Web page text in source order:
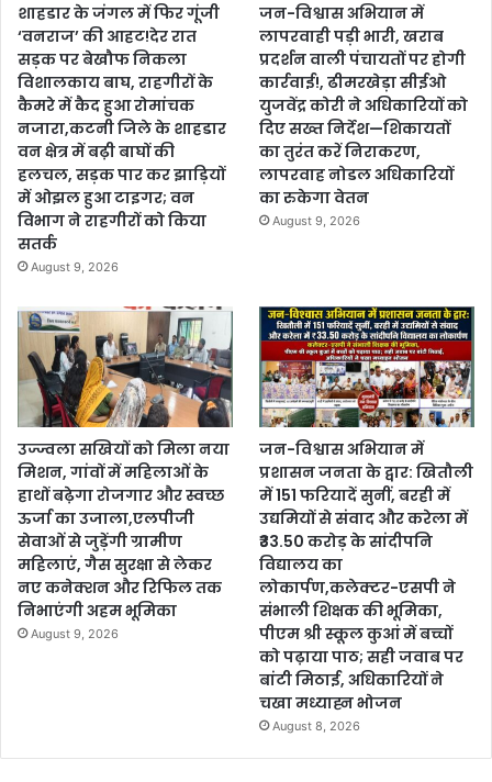
शाहडार के जंगल में फिर गूंजी
‘वनराज’ की आहट!देर रात
सड़क पर बेखौफ निकला
विशालकाय बाघ, राहगीरों के
कैमरे में कैद हुआ रोमांचक
नजारा,कटनी जिले के शाहडार
वन क्षेत्र में बढ़ी बाघों की
हलचल, सड़क पार कर झाड़ियों
में ओझल हुआ टाइगर; वन
विभाग ने राहगीरों को किया
सतर्क
August 9, 2026
जन-विश्वास अभियान में
लापरवाही पड़ी भारी, खराब
प्रदर्शन वाली पंचायतों पर होगी
कार्रवाई!, ढीमरखेड़ा सीईओ
युजवेंद्र कोरी ने अधिकारियों को
दिए सख्त निर्देश—शिकायतों
का तुरंत करें निराकरण,
लापरवाह नोडल अधिकारियों
का रुकेगा वेतन
August 9, 2026
उज्ज्वला सखियों को मिला नया
मिशन, गांवों में महिलाओं के
हाथों बढ़ेगा रोजगार और स्वच्छ
ऊर्जा का उजाला,एलपीजी
सेवाओं से जुड़ेंगी ग्रामीण
महिलाएं, गैस सुरक्षा से लेकर
नए कनेक्शन और रिफिल तक
निभाएंगी अहम भूमिका
August 9, 2026
जन-विश्वास अभियान में
प्रशासन जनता के द्वार: खितौली
में 151 फरियादें सुनीं, बरही में
उद्यमियों से संवाद और करेला में
₹33.50 करोड़ के सांदीपनि
विद्यालय का
लोकार्पण,कलेक्टर-एसपी ने
संभाली शिक्षक की भूमिका,
पीएम श्री स्कूल कुआं में बच्चों
को पढ़ाया पाठ; सही जवाब पर
बांटी मिठाई, अधिकारियों ने
चखा मध्याह्न भोजन
August 8, 2026